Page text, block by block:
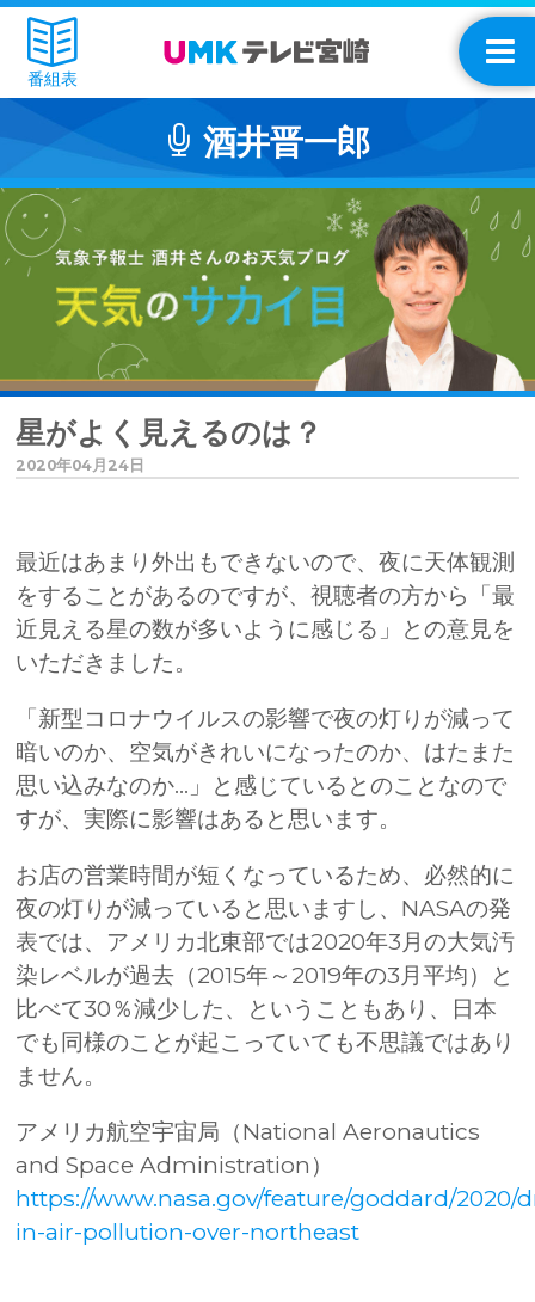
番組表
酒井晋一郎
星がよく見えるのは？
2020年04月24日
最近はあまり外出もできないので、夜に天体観測
をすることがあるのですが、視聴者の方から「最
近見える星の数が多いように感じる」との意見を
いただきました。
「新型コロナウイルスの影響で夜の灯りが減って
暗いのか、空気がきれいになったのか、はたまた
思い込みなのか...」と感じているとのことなので
すが、実際に影響はあると思います。
お店の営業時間が短くなっているため、必然的に
夜の灯りが減っていると思いますし、NASAの発
表では、アメリカ北東部では2020年3月の大気汚
染レベルが過去（2015年～2019年の3月平均）と
比べて30％減少した、ということもあり、日本
でも同様のことが起こっていても不思議ではあり
ません。
アメリカ航空宇宙局（National Aeronautics
and Space Administration）
https://www.nasa.gov/feature/goddard/2020/
in-air-pollution-over-northeast